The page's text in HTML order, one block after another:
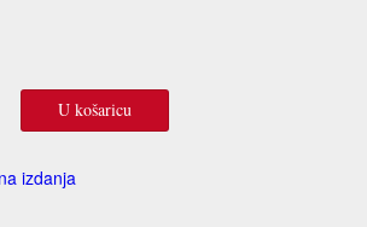
U košaricu
izdanja